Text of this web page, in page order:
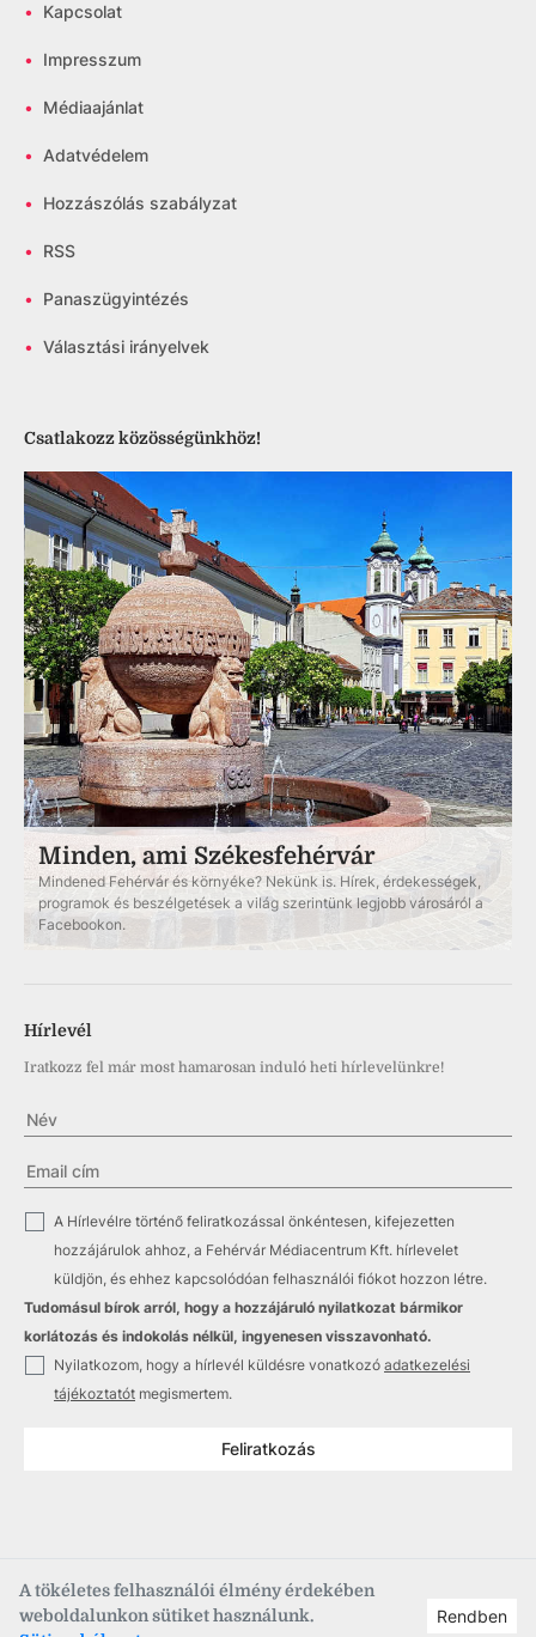
A tökéletes felhasználói élmény érdekében
weboldalunkon sütiket használunk.
Rendben
• Kapcsolat
• Impresszum
• Médiaajánlat
• Adatvédelem
• Hozzászólás szabályzat
• RSS
• Panaszügyintézés
• Választási irányelvek
Csatlakozz közösségünkhöz!
Minden, ami Székesfehérvár
Mindened Fehérvár és környéke? Nekünk is. Hírek, érdekességek,
programok és beszélgetések a világ szerintünk legjobb városáról a
Facebookon.
Hírlevél
Iratkozz fel már most hamarosan induló heti hírlevelünkre!
A Hírlevélre történő feliratkozással önkéntesen, kifejezetten
hozzájárulok ahhoz, a Fehérvár Médiacentrum Kft. hírlevelet
küldjön, és ehhez kapcsolódóan felhasználói fiókot hozzon létre.
Tudomásul bírok arról, hogy a hozzájáruló nyilatkozat bármikor
korlátozás és indokolás nélkül, ingyenesen visszavonható.
Nyilatkozom, hogy a hírlevél küldésre vonatkozó adatkezelési
tájékoztatót megismertem.
Feliratkozás
Copyright © 2021–2026 Fehérvár Médiacentrum, fmc.hu